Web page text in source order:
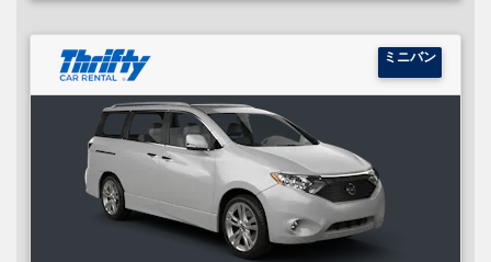
ミニバン